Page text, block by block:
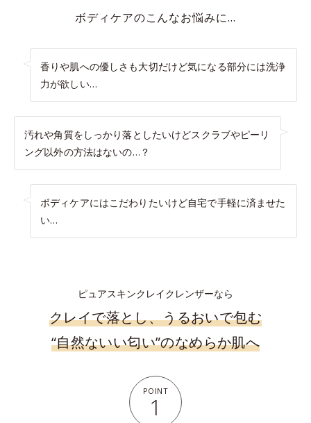
ボディケアのこんなお悩みに…
香りや肌への優しさも大切だけど気になる部分には洗浄
力が欲しい…
汚れや角質をしっかり落としたいけどスクラブやピーリ
ング以外の方法はないの…？
ボディケアにはこだわりたいけど自宅で手軽に済ませた
い…
ピュアスキンクレイクレンザーなら
クレイで落とし、うるおいで包む
“自然ないい匂い”のなめらか肌へ
POINT
1